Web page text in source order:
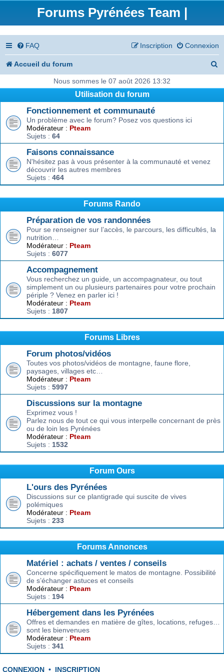
Forums Pyrénées Team |
FAQ Connexion
Inscription
Accueil du forum
e
Nous sommes le 07 août 2026 13:32
Utilisation du forum
Fonctionnement et communauté
Un problème avec le forum? Posez vos questions ici
Modérateur : Pteam
Sujets : 64
Faisons connaissance
N'hésitez pas à vous présenter à la communauté et venez
découvrir les autres membres
Sujets : 464
Forums Rando
Préparation de vos randonnées
Pour se renseigner sur l’accès, le parcours, les difficultés, la
nutrition…
Modérateur : Pteam
Sujets : 6077
Accompagnement
Vous recherchez un guide, un accompagnateur, ou tout
simplement un ou plusieurs partenaires pour votre prochain
périple ? Venez en parler ici !
Modérateur : Pteam
Sujets : 1807
Forums Libres
Forum photos/vidéos
Toutes vos photos/vidéos de montagne, faune flore,
paysages, villages etc…
Modérateur : Pteam
Sujets : 5997
Discussions sur la montagne
Exprimez vous !
Parlez nous de tout ce qui vous interpelle concernant de près
ou de loin les Pyrénées
Modérateur : Pteam
Sujets : 1532
Forum Ours
L'ours des Pyrénées
Discussions sur ce plantigrade qui suscite de vives
polémiques
Modérateur : Pteam
Sujets : 233
Forums Annonces
Matériel : achats / ventes / conseils
Concerne spécifiquement le matos de montagne. Possibilité
de s’échanger astuces et conseils
Modérateur : Pteam
Sujets : 194
Hébergement dans les Pyrénées
Offres et demandes en matière de gîtes, locations, refuges…
sont les bienvenues
Modérateur : Pteam
Sujets : 341
CONNEXION • INSCRIPTION